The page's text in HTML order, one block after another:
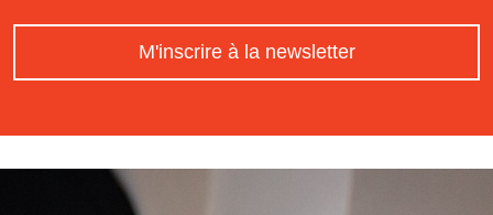
M'inscrire à la newsletter